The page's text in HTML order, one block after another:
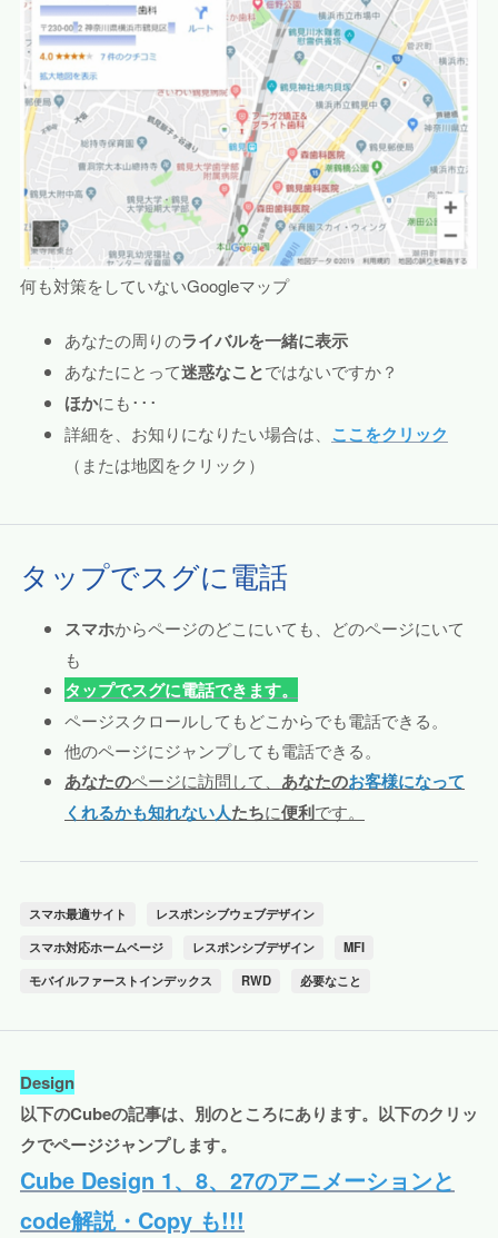
何も対策をしていないGoogleマップ
あなたの周りのライバルを一緒に表示
あなたにとって迷惑なことではないですか？
ほかにも･･･
詳細を、お知りになりたい場合は、 ここをクリック
（または地図をクリック）
タップでスグに電話
スマホからページのどこにいても、どのページにいて
も
タップでスグに電話できます。
ページスクロールしてもどこからでも電話できる。
他のページにジャンプしても電話できる。
あなたのページに訪問して、 あなたのお客様になって
くれるかも知れない人たちに便利です。
スマホ最適サイト
レスポンシブウェブデザイン
スマホ対応ホームページ
レスポンシブデザイン
MFI
モバイルファーストインデックス
RWD 必要なこと
Design
以下のCubeの記事は、別のところにあります。以下のクリッ
クでページジャンプします。
Cube Design 1、8、27のアニメーションと
code解説・Copy も!!!